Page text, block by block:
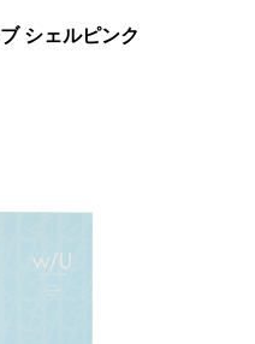
シェルピンク